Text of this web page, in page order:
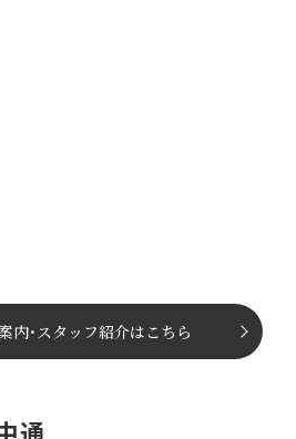
内･ スタッフ紹介はこちら
通